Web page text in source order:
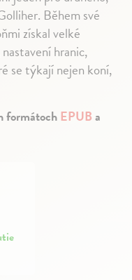
Během své
získal velké
hranic,
se týkají nejen koní,
formátochEPUBa